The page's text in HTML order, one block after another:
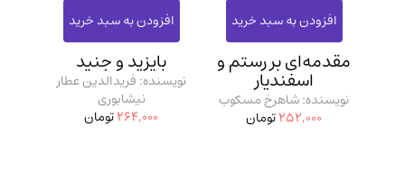
مدرسان شریف و انتشارت ارشد کتاب‌های..(2)
دانشگاه پیامـ نور(10)
مقدمه‌ای بر رستم و
اسفندیار
نویسنده: شاهرخ مسکوب
252,000تومان
بایزید و جنید
نویسنده: فریدالدین عطار
نیشابوری
264,000تومان